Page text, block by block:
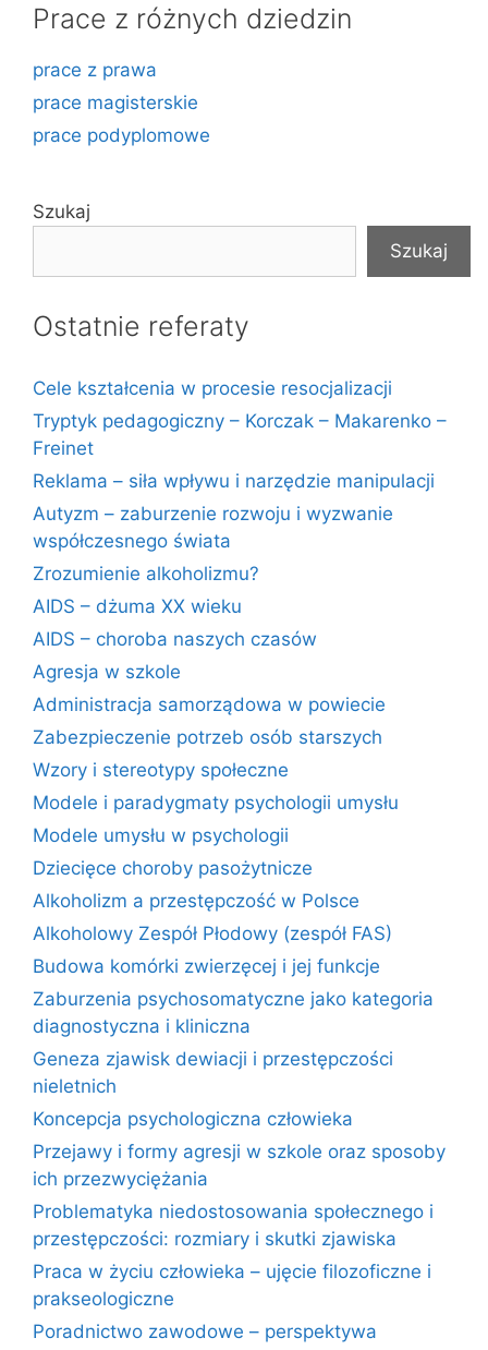
Prace z różnych dziedzin
prace z prawa
prace magisterskie
prace podyplomowe
Szukaj
Szukaj
Ostatnie referaty
Cele kształcenia w procesie resocjalizacji
Tryptyk pedagogiczny – Korczak – Makarenko –
Freinet
Reklama – siła wpływu i narzędzie manipulacji
Autyzm – zaburzenie rozwoju i wyzwanie
współczesnego świata
Zrozumienie alkoholizmu?
AIDS – dżuma XX wieku
AIDS – choroba naszych czasów
Agresja w szkole
Administracja samorządowa w powiecie
Zabezpieczenie potrzeb osób starszych
Wzory i stereotypy społeczne
Modele i paradygmaty psychologii umysłu
Modele umysłu w psychologii
Dziecięce choroby pasożytnicze
Alkoholizm a przestępczość w Polsce
Alkoholowy Zespół Płodowy (zespół FAS)
Budowa komórki zwierzęcej i jej funkcje
Zaburzenia psychosomatyczne jako kategoria
diagnostyczna i kliniczna
Geneza zjawisk dewiacji i przestępczości
nieletnich
Koncepcja psychologiczna człowieka
Przejawy i formy agresji w szkole oraz sposoby
ich przezwyciężania
Problematyka niedostosowania społecznego i
przestępczości: rozmiary i skutki zjawiska
Praca w życiu człowieka – ujęcie filozoficzne i
prakseologiczne
Poradnictwo zawodowe – perspektywa